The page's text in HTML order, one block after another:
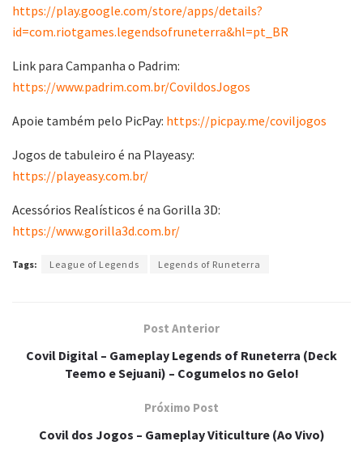
https://play.google.com/store/apps/details?
id=com.riotgames.legendsofruneterra&hl=pt_BR
Link para Campanha o Padrim:
https://www.padrim.com.br/CovildosJogos
Apoie também pelo PicPay: https://picpay.me/coviljogos
Jogos de tabuleiro é na Playeasy:
https://playeasy.com.br/
Acessórios Realísticos é na Gorilla 3D:
https://www.gorilla3d.com.br/
Tags: League of Legends Legends of Runeterra
Post Anterior
Covil Digital – Gameplay Legends of Runeterra (Deck
Teemo e Sejuani) – Cogumelos no Gelo!
Próximo Post
Covil dos Jogos – Gameplay Viticulture (Ao Vivo)